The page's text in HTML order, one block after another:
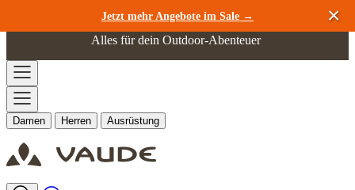
Jetzt mehr Angebote im Sale →
Zum Inhalt springen
Alles für dein Outdoor-Abenteuer
Damen Herren Ausrüstung